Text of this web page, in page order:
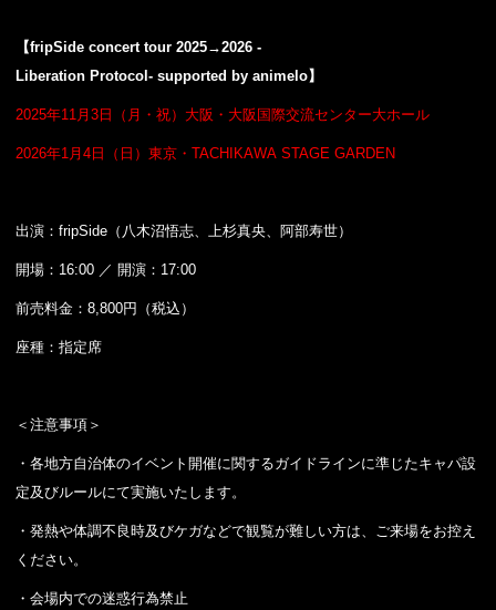
【fripSide concert tour 2025→2026 -
Liberation Protocol- supported by animelo】
2025年11月3日（月・祝）大阪・大阪国際交流センター大ホール
2026年1月4日（日）東京・TACHIKAWA STAGE GARDEN
出演：fripSide（八木沼悟志、上杉真央、阿部寿世）
開場：16:00 ／ 開演：17:00
前売料金：8,800円（税込）
座種：指定席
＜注意事項＞
・各地方自治体のイベント開催に関するガイドラインに準じたキャパ設
定及びルールにて実施いたします。
・発熱や体調不良時及びケガなどで観覧が難しい方は、ご来場をお控え
ください。
・会場内での迷惑行為禁止